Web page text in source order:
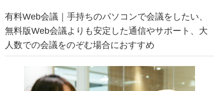
有料Web会議｜手持ちのパソコンで会議をしたい、
無料版Web会議よりも安定した通信やサポート、大
人数での会議をのぞむ場合におすすめ